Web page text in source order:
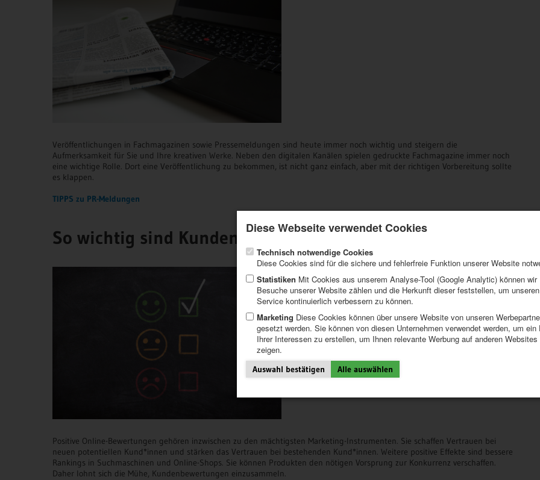
Diese Webseite verwendet Cookies
Technisch notwendige Cookies
Diese Cookies sind für die sichere und fehlerfreie Funktion unserer Website
Statistiken Mit Cookies aus unserem Analyse-Tool (Google Analytic) können wir
Besuche unserer Website zählen und die Herkunft dieser feststellen, um unseren
Service kontinuierlich verbessern zu können.
Marketing Diese Cookies können über unsere Website von unseren
gesetzt werden. Sie können von diesen Unternehmen verwendet werden, um ein
Ihrer Interessen zu erstellen, um Ihnen relevante Werbung auf anderen Websites
zeigen.
Auswahl bestätigen Alle auswählen
Veröffentlichungen in Fachmagazinen sowie Pressemeldungen sind heute immer noch wichtig und steigern die
Aufmerksamkeit für Sie und Ihre kreativen Werke. Neben den digitalen Kanälen spielen gedruckte Fachmagazine immer noch
eine wichtige Rolle. Dort eine Veröffentlichung zu bekommen, ist nicht ganz einfach, aber mit der richtigen Vorbereitung sollte
es klappen.
TIPPS zu PR-Meldungen
So wichtig sind Kundenmeinungen!
Positive Online-Bewertungen gehören inzwischen zu den mächtigsten Marketing-Instrumenten. Sie schaffen Vertrauen bei
neuen potentiellen Kund*innen und stärken das Vertrauen bei bestehenden Kund*innen. Weitere positive Effekte sind bessere
Rankings in Suchmaschinen und Online-Shops. Sie können Produkten den nötigen Vorsprung zur Konkurrenz verschaffen.
Daher lohnt sich die Mühe, Kundenbewertungen einzusammeln.